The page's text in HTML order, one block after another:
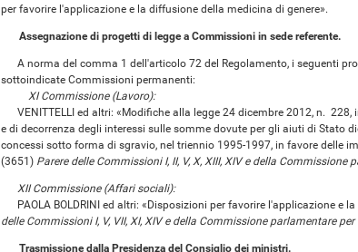
per favorire l'applicazione e la diffusione della medicina di genere».
Assegnazione di progetti di legge a Commissioni in sede referente.
A norma del comma 1 dell'articolo 72 del Regolamento, i seguenti
sottoindicate Commissioni permanenti:
XI Commissione (Lavoro):
VENITTELLI ed altri: «Modifiche alla legge 24 dicembre 2012, n.
e di decorrenza degli interessi sulle somme dovute per gli aiuti di Stato
concessi sotto forma di sgravio, nel triennio 1995-1997, in favore delle
(3651) Parere delle Commissioni I, II, V, X, XIII, XIV e della
XII Commissione (Affari sociali):
PAOLA BOLDRINI ed altri: «Disposizioni per favorire l'applicazione e
delle Commissioni I, V, VII, XI, XIV e della Commissione parlamentare
Trasmissione dalla Presidenza del Consiglio dei ministri.